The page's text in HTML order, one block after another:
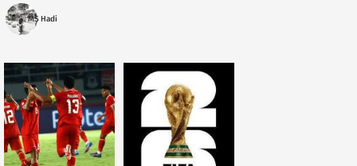
Selatan itu menyampaikan ....
MS Hadi